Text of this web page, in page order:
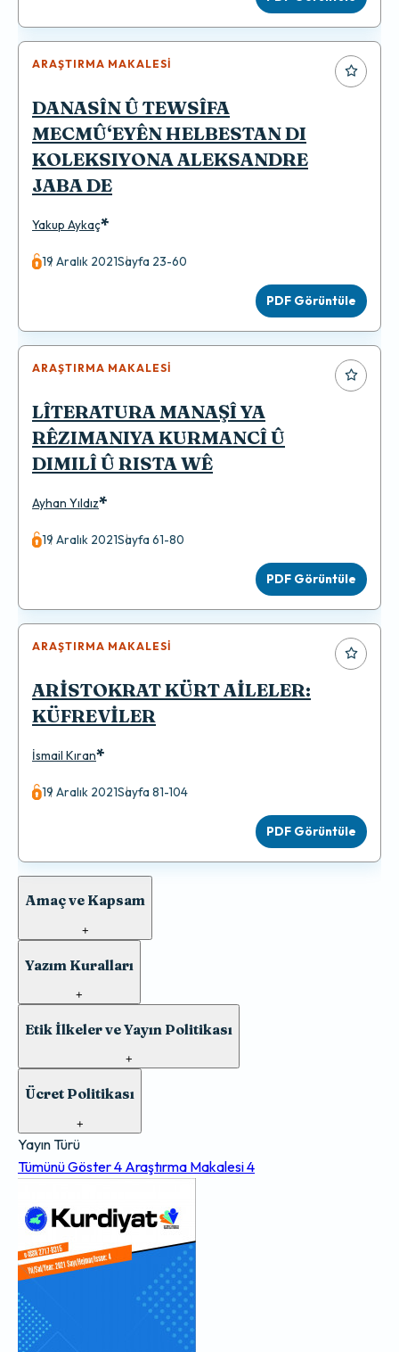
ARAŞTIRMA MAKALESI
DANASÎN Û TEWSÎFA
MECMÛ‘EYÊN HELBESTAN DI
KOLEKSIYONA ALEKSANDRE
JABA DE
Yakup Aykaç*
19 Aralık 2021Sayfa 23-60
PDF Görüntüle
ARAŞTIRMA MAKALESI
LÎTERATURA MANAŞÎ YA
RÊZIMANIYA KURMANCÎ Û
DIMILÎ Û RISTA WÊ
Ayhan Yıldız*
19 Aralık 2021Sayfa 61-80
PDF Görüntüle
ARAŞTIRMA MAKALESI
ARİSTOKRAT KÜRT AİLELER:
KÜFREVİLER
İsmail Kıran*
19 Aralık 2021Sayfa 81-104
PDF Görüntüle
Amaç ve Kapsam
+
Yazım Kuralları
+
Etik İlkeler ve Yayın Politikası
+
Ücret Politikası
+
Yayın Türü
Tümünü Göster4 Araştırma Makalesi4